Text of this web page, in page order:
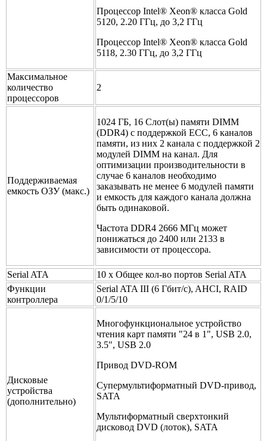
Процессор Intel® Xeon® класса Gold
5120, 2.20 ГГц, до 3,2 ГГц
Процессор Intel® Xeon® класса Gold
5118, 2.30 ГГц, до 3,2 ГГц
Максимальное
количество
процессоров
2
Поддерживаемая
емкость ОЗУ (макс.)
1024 ГБ, 16 Слот(ы) памяти DIMM
(DDR4) с поддержкой ECC, 6 каналов
памяти, из них 2 канала с поддержкой 2
модулей DIMM на канал. Для
оптимизации производительности в
случае 6 каналов необходимо
заказывать не менее 6 модулей памяти
и емкость для каждого канала должна
быть одинаковой.
Частота DDR4 2666 МГц может
понижаться до 2400 или 2133 в
зависимости от процессора.
Serial ATA
10 x Общее кол-во портов Serial ATA
Функции
контроллера
Serial ATA III (6 Гбит/с), AHCI, RAID
0/1/5/10
Дисковые
устройства
(дополнительно)
Многофункциональное устройство
чтения карт памяти "24 в 1", USB 2.0,
3.5", USB 2.0
Привод DVD-ROM
Супермультиформатный DVD-привод,
SATA
Мультиформатный сверхтонкий
дисковод DVD (лоток), SATA